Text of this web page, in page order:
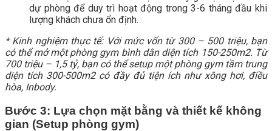
dự phòng để duy trì hoạt động trong 3-6 tháng đầu khi
lượng khách chưa ổn định.
* Kinh nghiệm thực tế: Với mức vốn từ 300 – 500 triệu, bạn
có thể mở một phòng gym bình dân diện tích 150-250m2. Từ
700 triệu – 1,5 tỷ, bạn có thể setup một phòng gym tầm trung
diện tích 300-500m2 có đầy đủ tiện ích như xông hơi, điều
hòa, Inbody.
Bước 3: Lựa chọn mặt bằng và thiết kế không
gian (Setup phòng gym)